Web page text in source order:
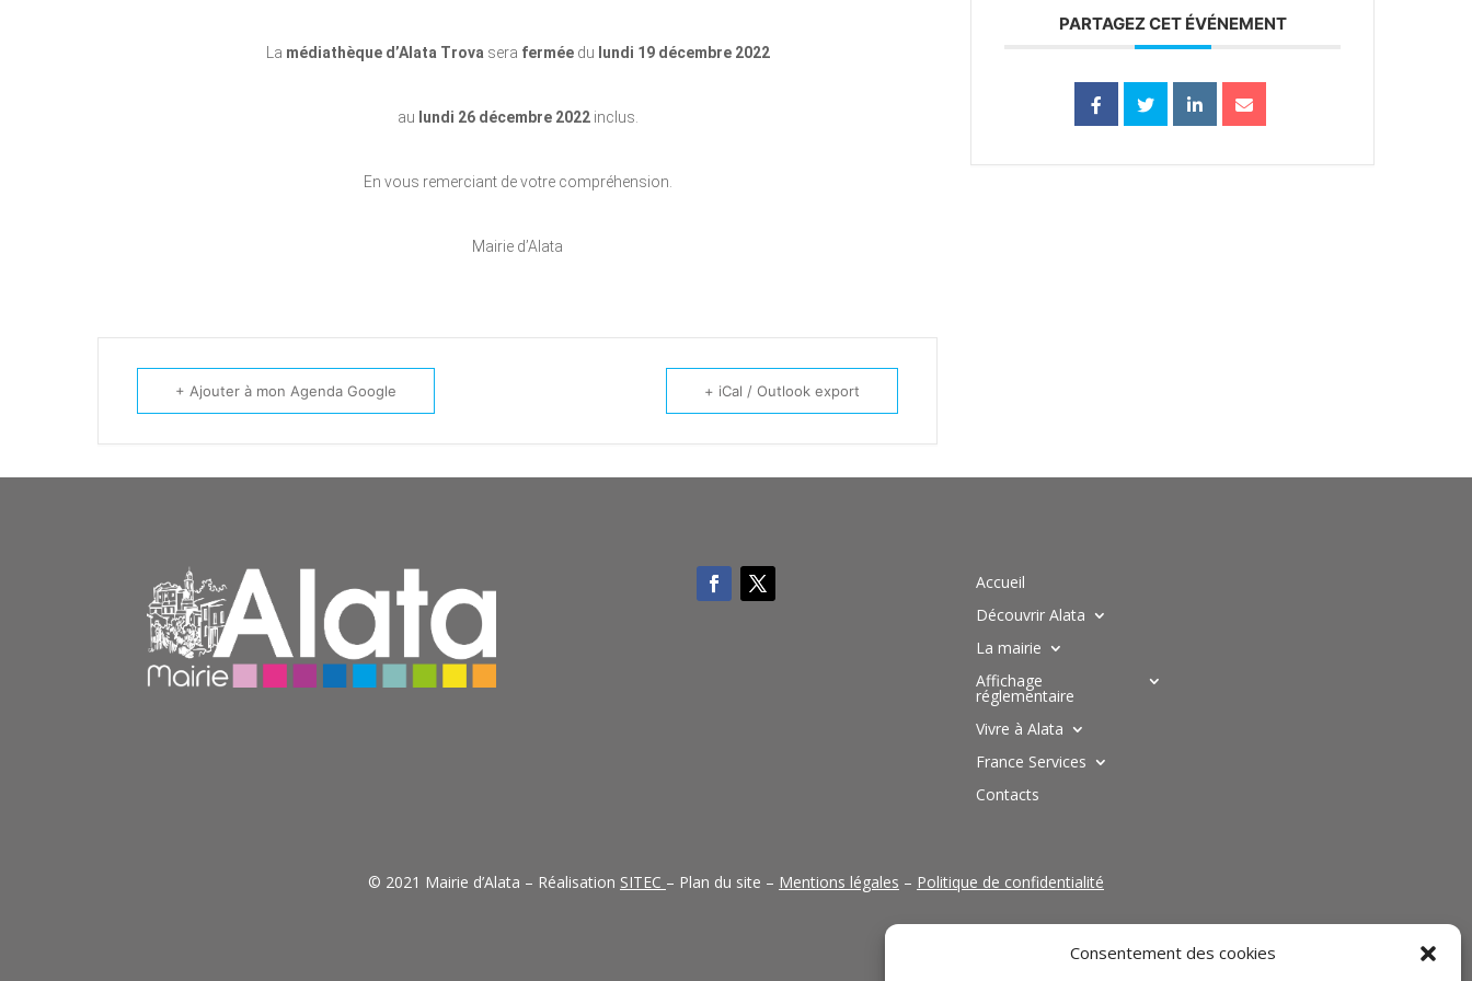
Consentement des cookies
La médiathèque d’Alata Trova sera ferméedu lundi 19 décembre 2022
au lundi 26 décembre 2022inclus.
En vous remerciant de votre compréhension.
Mairie d’Alata
+ Ajouter à mon Agenda Google + iCal / Outlook export
PARTAGEZ CET ÉVÉNEMENT
Accueil
Découvrir Alata
La mairie
Affichage
réglementaire
Vivre à Alata
France Services
Contacts
© 2021 Mairie d’Alata – Réalisation SITEC – Plan du site – Mentions légales – Politique de confidentialité